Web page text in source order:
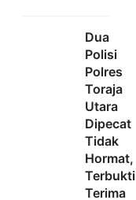
Dua
Polisi
Polres
Toraja
Utara
Dipecat
Tidak
Hormat,
Terbukti
Terima